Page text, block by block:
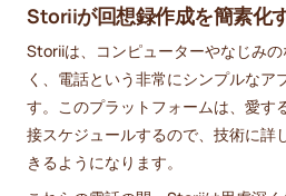
Storiiが回想録作成を簡素化
Storiiは、コンピューターやなじみ
く、電話という非常にシンプルなア
す。このプラットフォームは、愛す
接スケジュールするので、技術に詳
きるようになります。